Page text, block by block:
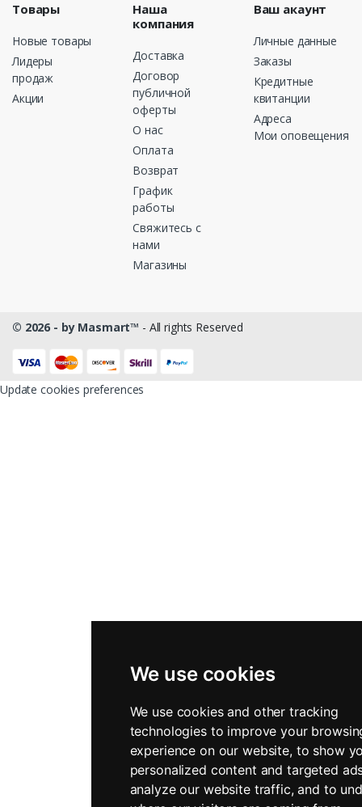
We use cookies
We use cookies and other tracking
technologies to improve your
experience on our website, to show
personalized content and targeted
analyze our website traffic, and to
Товары
Новые товары
Лидеры
продаж
Акции
Наша
компания
Доставка
Договор
публичной
оферты
О нас
Оплата
Возврат
График
работы
Свяжитесь с
нами
Магазины
Ваш акаунт
Личные данные
Заказы
Кредитные
квитанции
Адреса
Мои оповещения
© 2026 - by Masmart™ - All rights Reserved
Update cookies preferences